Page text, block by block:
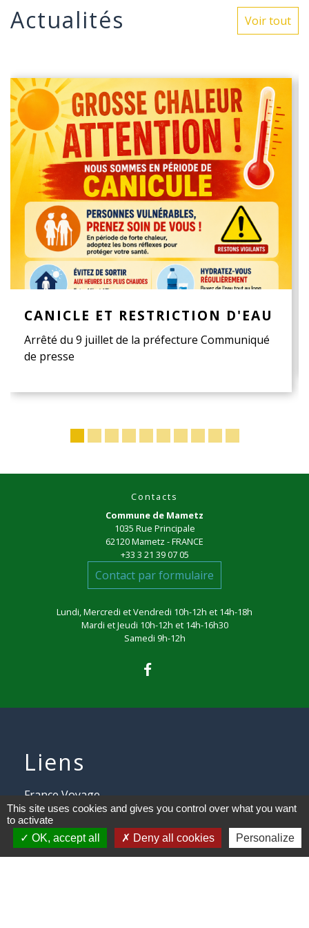
Actualités Voir tout
CANICLE ET RESTRICTION D'EAU
Arrêté du 9 juillet de la préfecture Communiqué
de presse
Contacts
Commune de Mametz
1035 Rue Principale
62120 Mametz - FRANCE
+33 3 21 39 07 05
Contact par formulaire
Lundi, Mercredi et Vendredi 10h-12h et 14h-18h
Mardi et Jeudi 10h-12h et 14h-16h30
Samedi 9h-12h
Liens
France Voyage
ENEDIS
ENEDIS ouverture compteur
This site uses cookies and gives you control over what you want
to activate
OK, accept all
Deny all cookies Personalize